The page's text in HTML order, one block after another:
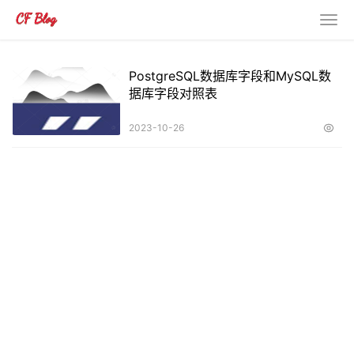
PostgreSQL数据库字段和MySQL数
据库字段对照表
2023-10-26